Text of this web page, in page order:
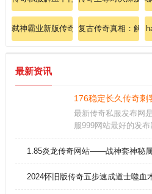
弑神霸业新版传奇：十二星宫现世，弑
复古传奇真相：解
最新资讯
176稳定长久传奇刺
最新传奇私服发布网
服999网站最好的发
国最大私服网站,致力
1.85炎龙传奇网站——战神套神秘
2024怀旧版传奇五步速成道士噬血